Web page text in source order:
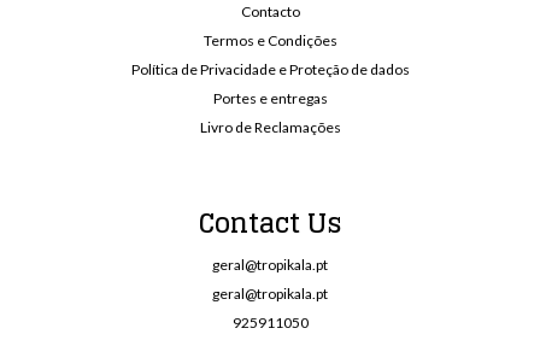
Contacto
Termos e Condições
Política de Privacidade e Proteção de dados
Portes e entregas
Livro de Reclamações
Contact Us
geral@tropikala.pt
geral@tropikala.pt
925911050